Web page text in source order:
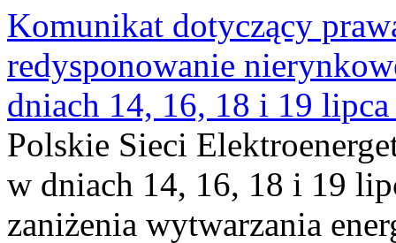
Komunikat dotyczący
redysponowanie
dniach 14, 16, 18 i 19
Polskie Sieci
w dniach 14, 16, 18 i 19
zaniżenia wytwarzania